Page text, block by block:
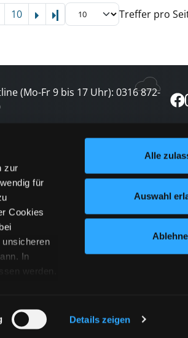
zur
für
Cookies
unsicheren
In
links
Details zeigen
Alle
Auswahl
10 Letzte Seite Treffer pro
(Mo-Fr 9 bis 17 Uhr): 0316 872-
keine Veranstaltung verpassen
abonnieren